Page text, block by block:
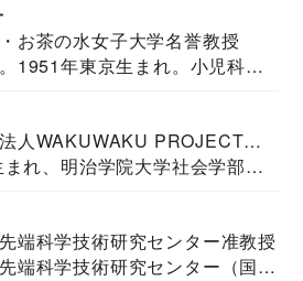
お茶の水女子大学名誉教授
1951年東京生まれ。小児科
人WAKUWAKU PROJECT
・言語聴覚士・社会福祉士
れ、明治学院大学社会学部福
端科学技術研究センター准教授
端科学技術研究センター（国際